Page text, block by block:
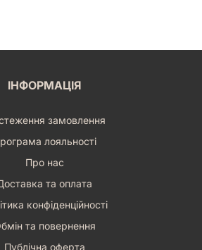
ІНФОРМАЦІЯ
замовлення
лояльності
Про нас
та оплата
конфіденційності
та повернення
Публічна оферта